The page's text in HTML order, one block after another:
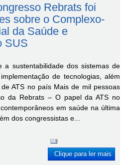
Rebrats foi
sobre o Complexo-
da Saúde e
SUS
a sustentabilidade dos sistemas de
de tecnologias, além
ATS no país Mais de mil pessoas
da Rebrats – O papel da ATS no
em saúde na última
dos congressistas e...
Clique para ler mais